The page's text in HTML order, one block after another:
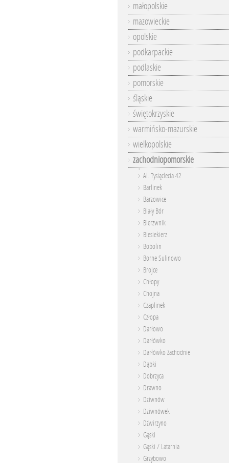
małopolskie
mazowieckie
opolskie
podkarpackie
podlaskie
pomorskie
śląskie
świętokrzyskie
warmińsko-mazurskie
wielkopolskie
zachodniopomorskie
Al. Tysiąclecia 42
Barlinek
Barzowice
Biały Bór
Bierzwnik
Biesiekierz
Bobolin
Borne Sulinowo
Brojce
Chłopy
Chojna
Czaplinek
Człopa
Darłowo
Darłówko
Darłówko Zachodnie
Dąbki
Dobrzyca
Drawno
Dziwnów
Dziwnówek
Dźwirzyno
Gąski
Gąski / Latarnia
Grzybowo